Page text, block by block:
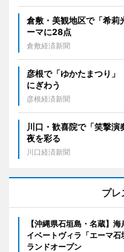
倉敷・美観地区で「希
ーマに28点
倉敷経済新聞
彦根で「ゆかたまつり
にぎわう
彦根経済新聞
川口・歓喜院で「笑撃
夜を彩る
川口経済新聞
プレ
【沖縄県石垣島・名蔵】
イベートヴィラ「エーマ
ランドオープン